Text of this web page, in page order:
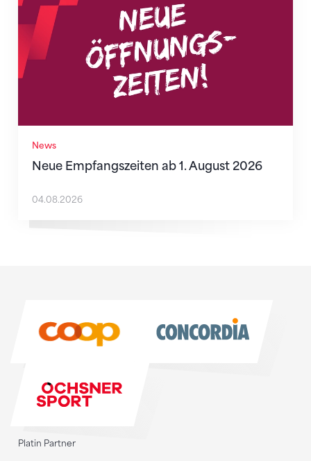
News
Neue Empfangszeiten ab 1. August 2026
04.08.2026
Platin Partner